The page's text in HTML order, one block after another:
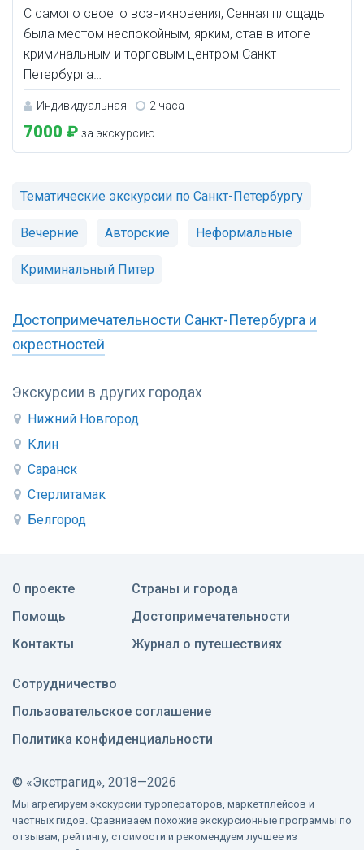
Экскурсии в других городах
Нижний Новгород
Клин
Саранск
Стерлитамак
Белгород
С самого своего возникновения, Сенная площадь
была местом неспокойным, ярким, став в итоге
криминальным и торговым центром Санкт-
Петербурга…
Индивидуальная 2 часа
7000 ₽ за экскурсию
Тематические экскурсии по Санкт-Петербургу
Вечерние Авторские Неформальные
Криминальный Питер
Достопримечательности Санкт-Петербурга и
окрестностей
О проекте
Помощь
Контакты
Страны и города
Достопримечательности
Журнал о путешествиях
Сотрудничество
Пользовательское соглашение
Политика конфиденциальности
© «Экстрагид», 2018—2026
Мы агрегируем экскурсии туроператоров, маркетплейсов и
частных гидов. Сравниваем похожие экскурсионные программы по
отзывам, рейтингу, стоимости и рекомендуем лучшее из